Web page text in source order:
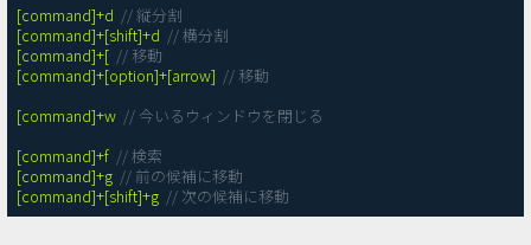
[command]+d // 縦分割
[command]+[shift]+d // 横分割
[command]+[ // 移動
[command]+[option]+[arrow] // 移動
[command]+w // 今いるウィンドウを閉じる
[command]+f // 検索
[command]+g // 前の候補に移動
[command]+[shift]+g // 次の候補に移動